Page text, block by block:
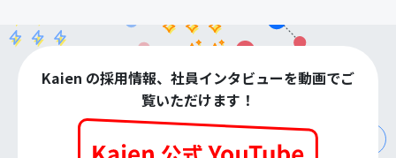
Kaien の採用情報、社員インタビューを動画でご
覧いただけます！